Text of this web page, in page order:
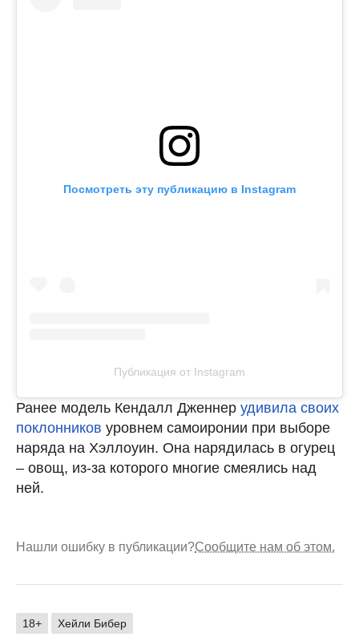
Посмотреть эту публикацию в Instagram
Публикация от Instagram
Ранее модель Кендалл Дженнер удивила своих
поклонников уровнем самоиронии при выборе
наряда на Хэллоуин. Она нарядилась в огурец
– овощ, из-за которого многие смеялись над
ней.
Нашли ошибку в публикации?Сообщите нам об этом.
18+ Хейли Бибер